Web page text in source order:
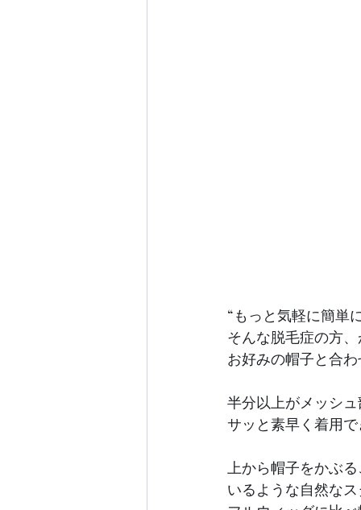
“もっと気軽に簡単
そんな脱毛症の方
お好みの帽子と合
半分以上がメッシ
サッと素早く着用
上から帽子をかぶ
いるような自然な